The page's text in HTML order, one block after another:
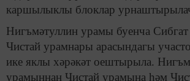
каршылыклы блоклар
Нигъмәтуллин урамы буенча
Чистай урамнары арасындагы
ике яклы хәрәкәт оештырыла.
урамыннан Чистай урамына һәм